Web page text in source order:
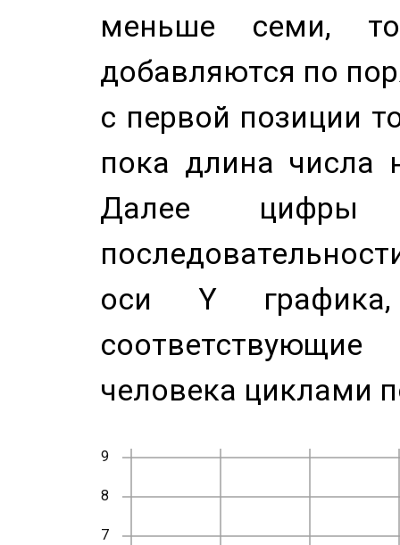
меньше семи,
добавляются по
с первой позиции
пока длина числа
Далее цифры
оси Y
человека циклами